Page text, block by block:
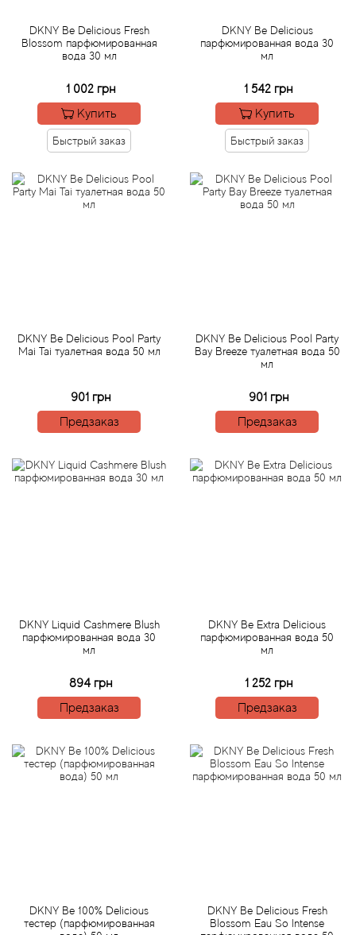
DKNY Be Delicious Fresh
Blossom парфюмированная
вода 30 мл
1 002 грн
Купить
Быстрый заказ
DKNY Be Delicious
парфюмированная вода 30
мл
1 542 грн
Купить
Быстрый заказ
DKNY Be Delicious Pool Party
Mai Tai туалетная вода 50 мл
901 грн
Предзаказ
DKNY Be Delicious Pool Party
Bay Breeze туалетная вода 50
мл
901 грн
Предзаказ
DKNY Liquid Cashmere Blush
парфюмированная вода 30
мл
894 грн
Предзаказ
DKNY Be Extra Delicious
парфюмированная вода 50
мл
1 252 грн
Предзаказ
DKNY Be 100% Delicious
тестер (парфюмированная
DKNY Be Delicious Fresh
Blossom Eau So Intense
Alyssa Ashley
Amouage
Amouroud
Andre L'Arom
Annayake
Annick Goutal
Antonia's Flowers
Aquolina
Arabiyat
Aramis
Ariana Grande